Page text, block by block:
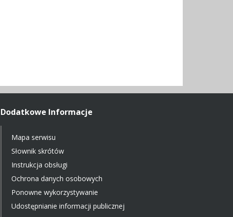
Dodatkowe Informacje
Mapa serwisu
Słownik skrótów
Instrukcja obsługi
Ochrona danych osobowych
Ponowne wykorzystywanie
Udostępnianie informacji publicznej